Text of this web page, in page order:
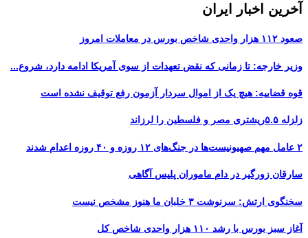
آخرین اخبار ایران
صعود ۱۱۲ هزار واحدی شاخص بورس در معاملات امروز
وزیر خارجه: تا زمانی که نقض تعهدات از سوی آمریکا ادامه دارد، شروع...
قوه قضاییه: هیچ یک از اموال سردار آزمون رفع توقیف نشده است
زلزله ۵.۵ریشتری مصر و فلسطین را لرزاند
۲ عامل مهم صهیونیست‌ها در جنگ‌های ۱۲ روزه و ۴۰ روزه اعدام شدند
سارقان زورگیر در دام ماموران پلیس آگاهی
سخنگوی ارتش: سرنوشت ۳ خلبان ما هنوز مشخص نیست
آغاز سبز بورس با رشد ۱۱۰ هزار واحدی شاخص کل